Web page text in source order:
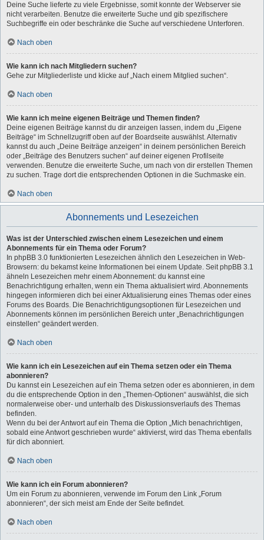
Deine Suche lieferte zu viele Ergebnisse, somit konnte der Webserver sie
nicht verarbeiten. Benutze die erweiterte Suche und gib spezifischere
Suchbegriffe ein oder beschränke die Suche auf verschiedene Unterforen.
Nach oben
Wie kann ich nach Mitgliedern suchen?
Gehe zur Mitgliederliste und klicke auf „Nach einem Mitglied suchen“.
Nach oben
Wie kann ich meine eigenen Beiträge und Themen finden?
Deine eigenen Beiträge kannst du dir anzeigen lassen, indem du „Eigene
Beiträge“ im Schnellzugriff oben auf der Boardseite auswählst. Alternativ
kannst du auch „Deine Beiträge anzeigen“ in deinem persönlichen Bereich
oder „Beiträge des Benutzers suchen“ auf deiner eigenen Profilseite
verwenden. Benutze die erweiterte Suche, um nach von dir erstellen Themen
zu suchen. Trage dort die entsprechenden Optionen in die Suchmaske ein.
Nach oben
Abonnements und Lesezeichen
Was ist der Unterschied zwischen einem Lesezeichen und einem
Abonnements für ein Thema oder Forum?
In phpBB 3.0 funktionierten Lesezeichen ähnlich den Lesezeichen in Web-
Browsern: du bekamst keine Informationen bei einem Update. Seit phpBB 3.1
ähneln Lesezeichen mehr einem Abonnement: du kannst eine
Benachrichtigung erhalten, wenn ein Thema aktualisiert wird. Abonnements
hingegen informieren dich bei einer Aktualisierung eines Themas oder eines
Forums des Boards. Die Benachrichtigungsoptionen für Lesezeichen und
Abonnements können im persönlichen Bereich unter „Benachrichtigungen
einstellen“ geändert werden.
Nach oben
Wie kann ich ein Lesezeichen auf ein Thema setzen oder ein Thema
abonnieren?
Du kannst ein Lesezeichen auf ein Thema setzen oder es abonnieren, in dem
du die entsprechende Option in den „Themen-Optionen“ auswählst, die sich
normalerweise ober- und unterhalb des Diskussionsverlaufs des Themas
befinden.
Wenn du bei der Antwort auf ein Thema die Option „Mich benachrichtigen,
sobald eine Antwort geschrieben wurde“ aktivierst, wird das Thema ebenfalls
für dich abonniert.
Nach oben
Wie kann ich ein Forum abonnieren?
Um ein Forum zu abonnieren, verwende im Forum den Link „Forum
abonnieren“, der sich meist am Ende der Seite befindet.
Nach oben